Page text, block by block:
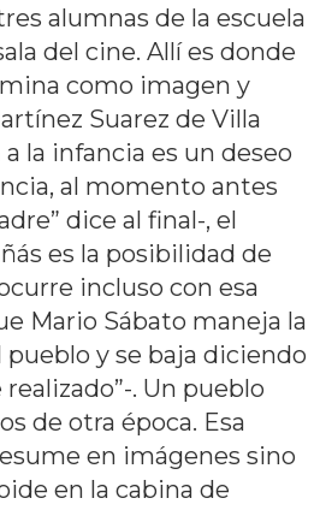
alumnas de la escuela
del cine. Allí es donde
como imagen y
Suarez de Villa
a la infancia es un deseo
al momento antes
dice al final-, el
es la posibilidad de
incluso con esa
Mario Sábato maneja la
y se baja diciendo
. Un pueblo
de otra época. Esa
en imágenes sino
en la cabina de